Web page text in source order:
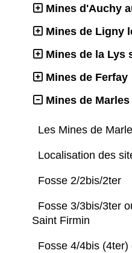
Mines d'Auchy
Mines de Ligny
Mines de la Lys
Mines de Ferfay
Mines de Marles
Les Mines de
Localisation des
Fosse 2/2bis/2ter
Fosse 3/3bis/3ter
Saint Firmin
Fosse 4/4bis